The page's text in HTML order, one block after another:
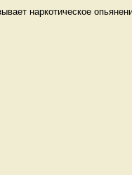
наркотическое